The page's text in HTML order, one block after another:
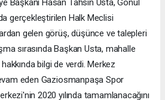
Başkanı Hasan Tahsin Usta, Gönül
gerçekleştirilen Halk Meclisi
gelen görüş, düşünce ve talepleri
sırasında Başkan Usta, mahalle
bilgi de verdi. Merkez
eden Gaziosmanpaşa Spor
2020 yılında tamamlanacağını